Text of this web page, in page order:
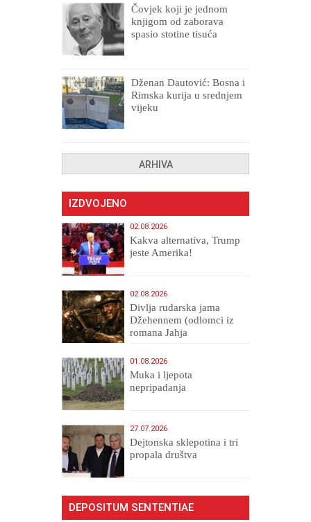
Čovjek koji je jednom
knjigom od zaborava
spasio stotine tisuća
Dženan Dautović: Bosna i
Rimska kurija u srednjem
vijeku
ARHIVA
IZDVOJENO
02.08.2026
Kakva alternativa, Trump
jeste Amerika!
02.08.2026
Divlja rudarska jama
Džehennem (odlomci iz
romana Jahja
01.08.2026
Muka i ljepota
nepripadanja
27.07.2026
Dejtonska sklepotina i tri
propala društva
DEPOSITUM SENTENTIAE